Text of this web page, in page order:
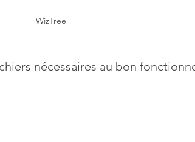
WizTree
nécessaires au bon